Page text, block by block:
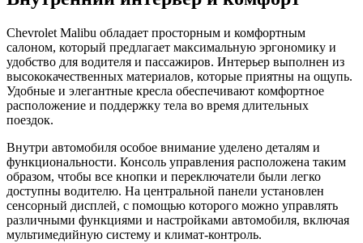
Chevrolet Malibu обладает просторным и комфортным
салоном, который предлагает максимальную эргономику и
удобство для водителя и пассажиров. Интерьер выполнен из
высококачественных материалов, которые приятны на ощупь.
Удобные и элегантные кресла обеспечивают комфортное
расположение и поддержку тела во время длительных
поездок.
Внутри автомобиля особое внимание уделено деталям и
функциональности. Консоль управления расположена таким
образом, чтобы все кнопки и переключатели были легко
доступны водителю. На центральной панели установлен
сенсорный дисплей, с помощью которого можно управлять
различными функциями и настройками автомобиля, включая
мультимедийную систему и климат-контроль.